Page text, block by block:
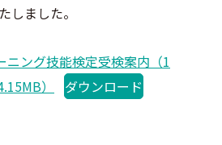
しました。
ニング技能検定受検案内（1
）
ダウンロード